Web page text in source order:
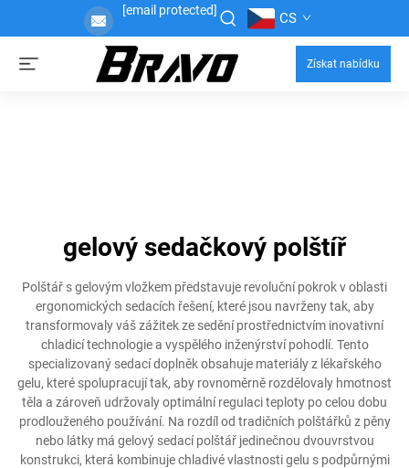
[email protected] CS
Získat nabídku
gelový sedačkový polštíř
Polštář s gelovým vložkem představuje revoluční pokrok v oblasti
ergonomických sedacích řešení, které jsou navrženy tak, aby
transformovaly váš zážitek ze sedění prostřednictvím inovativní
chladicí technologie a vyspělého inženýrství pohodlí. Tento
specializovaný sedací doplněk obsahuje materiály z lékařského
gelu, které spolupracují tak, aby rovnoměrně rozdělovaly hmotnost
těla a zároveň udržovaly optimální regulaci teploty po celou dobu
prodlouženého používání. Na rozdíl od tradičních polštářků z pěny
nebo látky má gelový sedací polštář jedinečnou dvouvrstvou
konstrukci, která kombinuje chladivé vlastnosti gelu s podpůrnými